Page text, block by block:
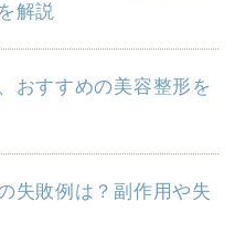
解説
おすすめの美容整形を
失敗例は？副作用や失